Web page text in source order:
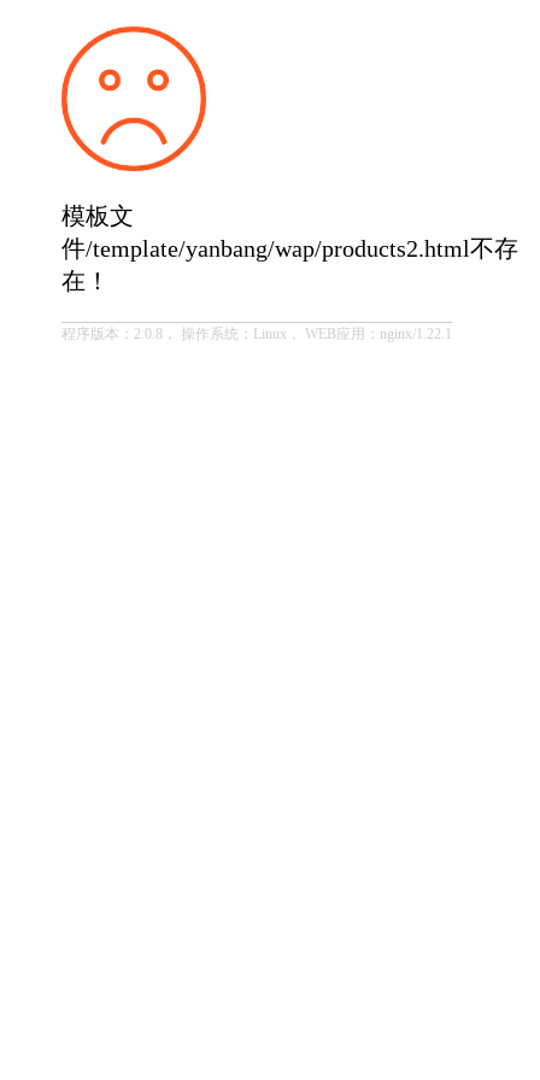
模板文
件/template/yanbang/wap/products2.html不存
在！
程序版本：2.0.8， 操作系统：Linux， WEB应用：nginx/1.22.1